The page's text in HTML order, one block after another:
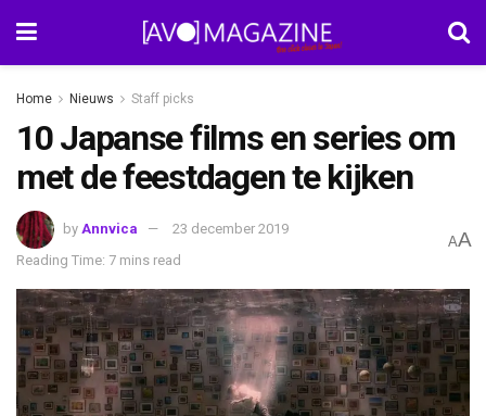
Home Nieuws Staff picks
10 Japanse films en series om
met de feestdagen te kijken
by Annvica
23 december 2019
Reading Time: 7 mins read
AA